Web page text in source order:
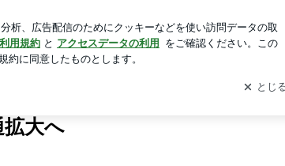
WORKS アメブロ
ログイン
大へ